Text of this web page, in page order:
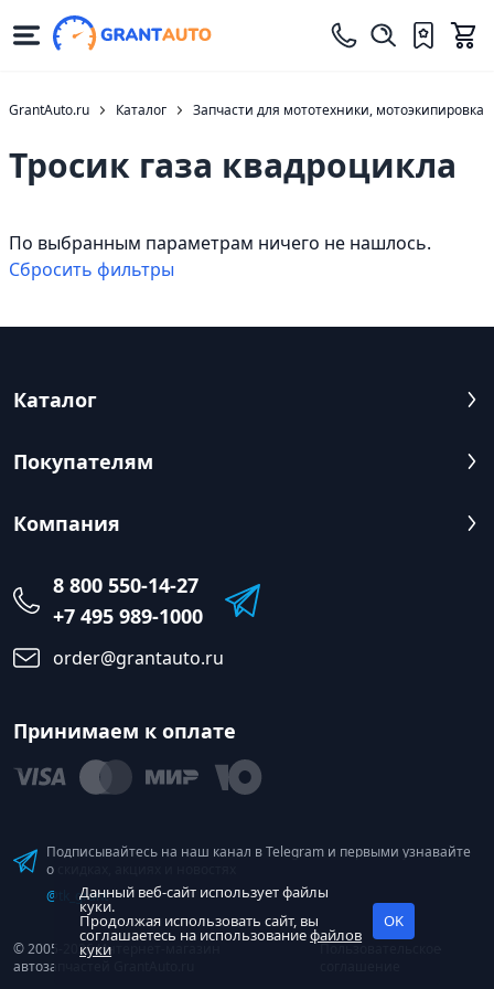
GrantAuto.ru Каталог Запчасти для мототехники, мотоэкипировка
Тросик газа квадроцикла
По выбранным параметрам ничего не нашлось.
Cбросить фильтры
Каталог
Покупателям
Компания
8 800 550-14-27
+7 495 989-1000
order@grantauto.ru
Принимаем к оплате
Подписывайтесь на наш канал в Telegram и первыми узнавайте
о скидках, акциях и новостях
@tk_grant
© 2005-2026 Интернет-магазин
автозапчастей GrantAuto.ru
Пользовательское
Данный веб-сайт использует файлы
куки.
Продолжая использовать сайт, вы
соглашаетесь на использованиефайлов
куки
OK